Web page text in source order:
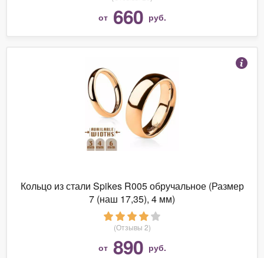
от 660 руб.
Кольцо из стали Spikes R005 обручальное (Размер
7 (наш 17,35), 4 мм)
(Отзывы 2)
от 890 руб.